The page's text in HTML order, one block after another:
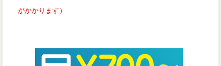
がかかります）